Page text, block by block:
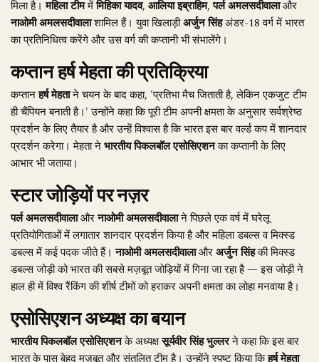
मिला है।महिला टीममेंमिहिका यादव, आलिया इब्राहिम,पर्ल अमलसदीवालाऔर
नाओमी अमलसदीवालाशामिल हैं। युवा खिलाड़ीअर्जुन सिंहअंडर-18 वर्ग में भारत
का प्रतिनिधित्व करेंगे और उस वर्ग की कप्तानी भी संभालेंगे।
कप्तान हर्ष मेहता की प्रतिक्रिया
कप्तानहर्ष मेहताने चयन के बाद कहा, 'प्रतिभा मैच जिताती है, लेकिन एकजुट टीम
ही चैंपियन बनाती है।' उन्होंने कहा कि पूरी टीम अपनी क्षमता के अनुसार सर्वश्रेष्ठ
प्रदर्शन के लिए तैयार है और उन्हें विश्वास है कि भारत इस बार वर्ल्ड कप में शानदार
प्रदर्शन करेगा। मेहता नेभारतीय पिकलबॉल एसोसिएशनका कप्तानी के लिए
आभार भी जताया।
स्टार जोड़ियों पर नज़र
पर्ल अमलसदीवालाऔरनाओमी अमलसदीवालाने पिछले एक वर्ष में घरेलू
प्रतियोगिताओं में लगातार शानदार प्रदर्शन किया है और महिला डबल्स व मिक्स्ड
डबल्स में कई पदक जीते हैं।नाओमी अमलसदीवालाऔरअर्जुन सिंहकी मिक्स्ड
डबल्स जोड़ी को भारत की सबसे मज़बूत जोड़ियों में गिना जा रहा है — इस जोड़ी ने
हाल ही में विश्व रैंकिंग की शीर्ष टीमों को हराकर अपनी क्षमता का लोहा मनवाया है।
एसोसिएशन अध्यक्ष का बयान
भारतीय पिकलबॉल एसोसिएशनके अध्यक्षसूर्यवीर सिंह भुल्लरने कहा कि इस बार